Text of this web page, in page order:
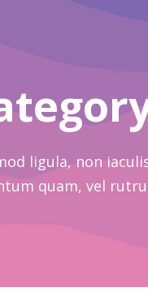
ligula, non
quam, vel